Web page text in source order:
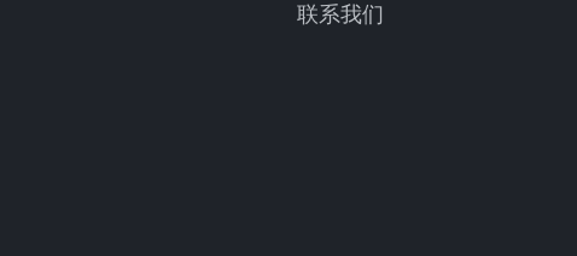
联系我们